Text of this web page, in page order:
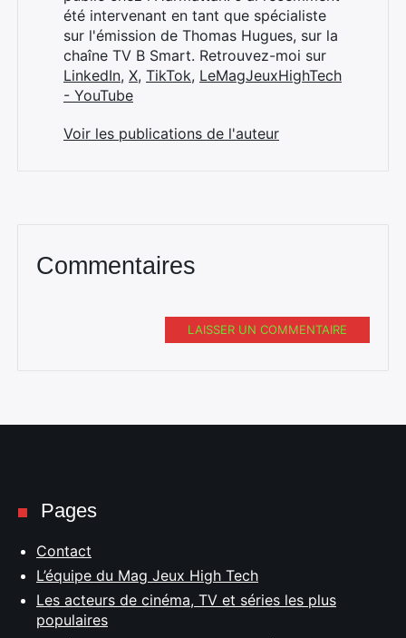
été intervenant en tant que spécialiste
sur l'émission de Thomas Hugues, sur la
chaîne TV B Smart. Retrouvez-moi sur
LinkedIn, X, TikTok, LeMagJeuxHighTech
- YouTube
Voir les publications de l'auteur
Commentaires
LAISSER UN COMMENTAIRE
Pages
Contact
L’équipe du Mag Jeux High Tech
Les acteurs de cinéma, TV et séries les plus
populaires
Rechercher